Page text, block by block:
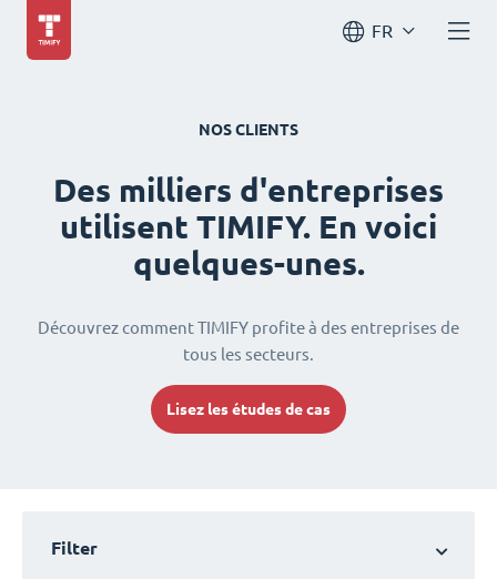
FR
NOS CLIENTS
Des milliers d'entreprises
utilisent TIMIFY. En voici
quelques-unes.
Découvrez comment TIMIFY profite à des entreprises de
tous les secteurs.
Lisez les études de cas
Filter